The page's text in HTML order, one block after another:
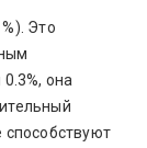
Это
она